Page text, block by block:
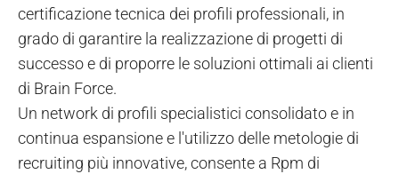
certificazione tecnica dei profili professionali, in
grado di garantire la realizzazione di progetti di
successo e di proporre le soluzioni ottimali ai clienti
di Brain Force.
Un network di profili specialistici consolidato e in
continua espansione e l'utilizzo delle metologie di
recruiting più innovative, consente a Rpm di